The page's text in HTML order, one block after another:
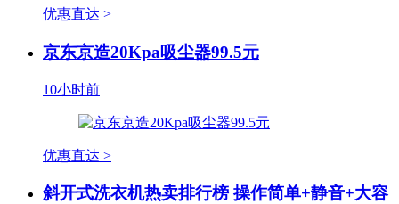
优惠直达 >
京东京造20Kpa吸尘器99.5元
10小时前
优惠直达 >
斜开式洗衣机热卖排行榜 操作简单+静音+大容